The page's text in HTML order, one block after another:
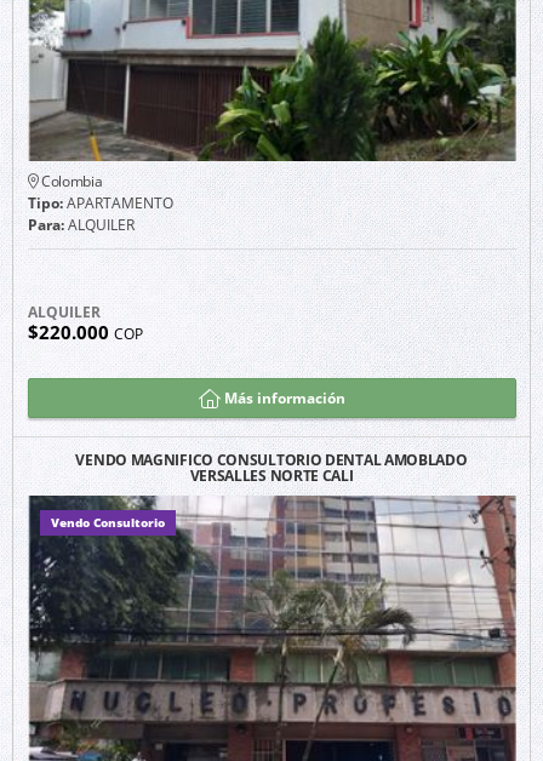
Colombia
Tipo:APARTAMENTO
Para:ALQUILER
ALQUILER
$220.000 COP
Más información
VENDO MAGNIFICO CONSULTORIO DENTAL AMOBLADO
VERSALLES NORTE CALI
Vendo Consultorio